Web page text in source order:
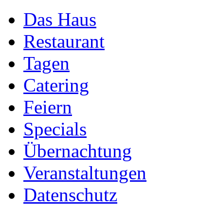
Das Haus
Restaurant
Tagen
Catering
Feiern
Specials
Übernachtung
Veranstaltungen
Datenschutz